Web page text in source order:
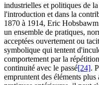
industrielles et politiques de
l'introduction et dans la
1870 à 1914, Eric
un ensemble de pratiques,
acceptées ouvertement ou
symbolique qui tentent
comportement par la
continuité avec le passé[24].
empruntent des éléments